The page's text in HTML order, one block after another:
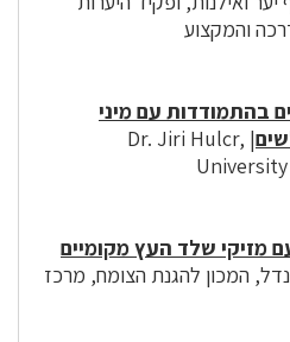
והמקצוע
בהתמודדות עם מיני
| Dr. Jiri Hulcr,
מזיקי שלד העץ מקומיים
המכון להגנת הצומח, מרכז